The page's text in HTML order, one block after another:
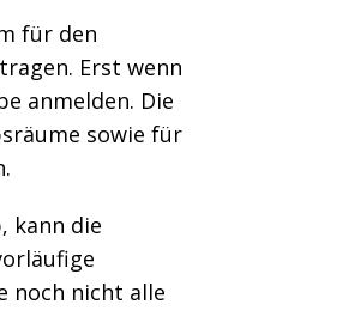
für den
Erst wenn
anmelden. Die
sowie für
kann die
noch nicht alle